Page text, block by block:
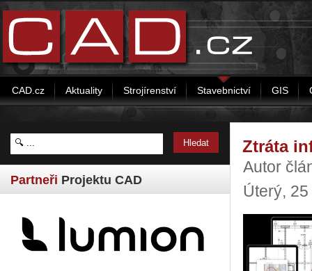
CAD.cz Aktuality Strojírenství Stavebnictví GIS
Partneři Projektu CAD
Ztráta
Autor
Úterý,